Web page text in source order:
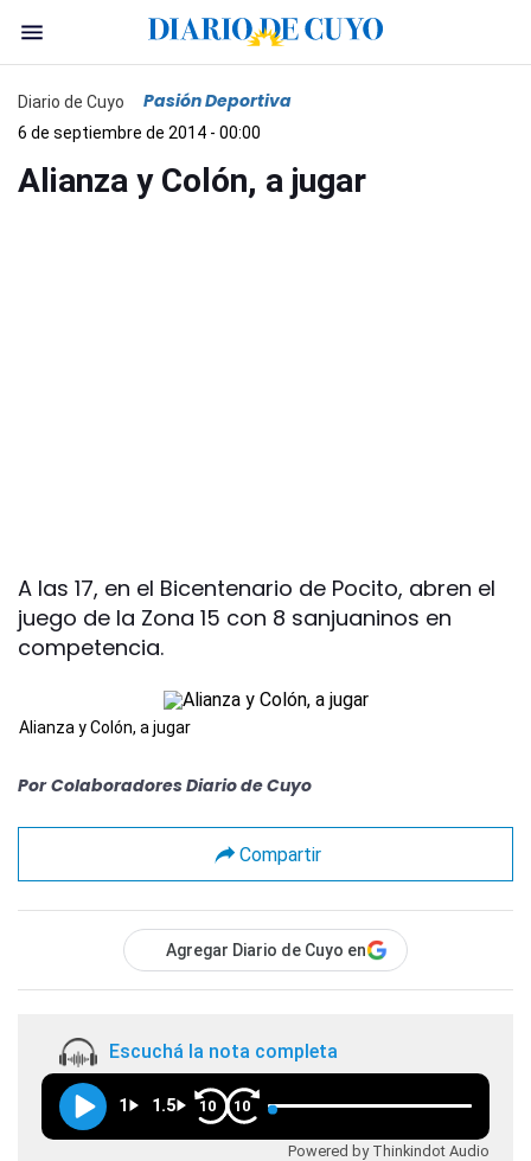
Diario de Cuyo Pasión Deportiva
6 de septiembre de 2014 - 00:00
Alianza y Colón, a jugar
A las 17, en el Bicentenario de Pocito, abren el
juego de la Zona 15 con 8 sanjuaninos en
competencia.
Alianza y Colón, a jugar
Por Colaboradores Diario de Cuyo
Compartir
Agregar Diario de Cuyo en
Escuchá la nota completa
1 1.5 10 10
Powered by Thinkindot Audio